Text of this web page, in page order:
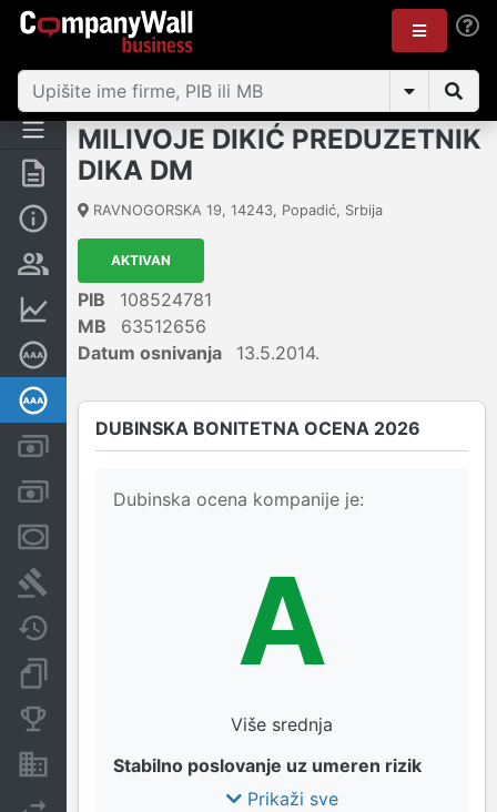
Rezime
Osnovni podaci
Vlasnička struktura
Finansijski podaci
Sertifikat bonitetne izvrsnosti
Dubinska bonitetna ocena
Računi i blokade
Konkurentske kompanije
Nekretnine i imovina
MILIVOJE DIKIĆ PREDUZETNIK
DIKA DM
RAVNOGORSKA 19, 14243, Popadić, Srbija
AKTIVAN
PIB
108524781
MB
63512656
Datum osnivanja
13.5.2014.
DUBINSKA BONITETNA OCENA 2026
Dubinska ocena kompanije je:
A
Više srednja
Stabilno poslovanje uz umeren rizik
Prikaži sve